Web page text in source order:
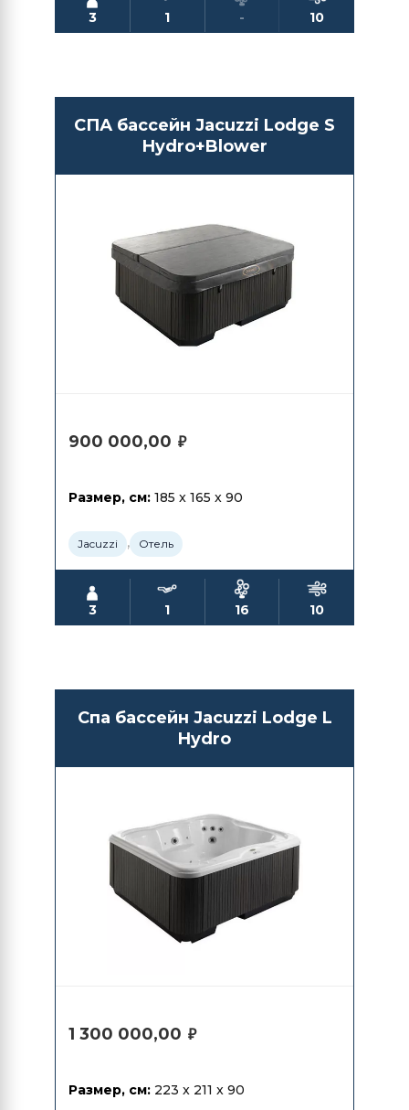
3 1 - 10
СПА бассейн Jacuzzi Lodge S
Hydro+Blower
900 000,00 ₽
Размер, см: 185 x 165 x 90
Jacuzzi , Отель
3 1 16 10
Спа бассейн Jacuzzi Lodge L
Hydro
1 300 000,00 ₽
Размер, см: 223 x 211 x 90